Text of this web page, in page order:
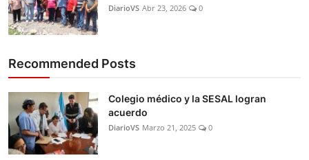
DiarioVS Abr 23, 2026 0
Recommended Posts
Colegio médico y la SESAL logran
acuerdo
DiarioVS Marzo 21, 2025 0